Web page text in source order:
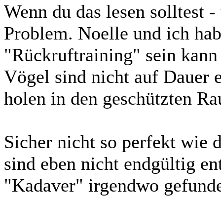
Wenn du das lesen solltest
Problem. Noelle und ich
"Rückruftraining" sein
Vögel sind nicht auf Dauer
holen in den geschützten
Sicher nicht so perfekt wie
sind eben nicht endgültig
"Kadaver" irgendwo